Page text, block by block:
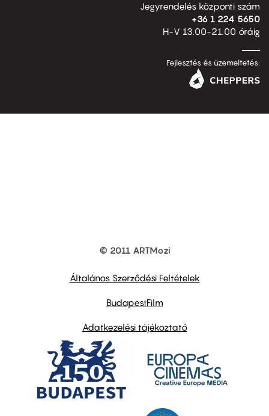
Jegyrendelés központi szám
+36 1 224 5650
H-V 13.00-21.00 óráig
Fejlesztés és üzemeltetés:
© 2011 ARTMozi
Általános Szerződési Feltételek
BudapestFilm
Adatkezelési tájékoztató